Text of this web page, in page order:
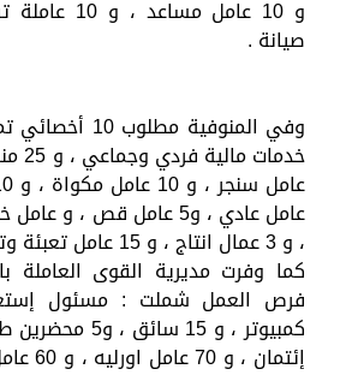
صيانة .
عامل عادي ، و5 عامل قص ،
، و 3 عمال انتاج ، و 15 عامل تعبئة وتغليف .
كما وفرت مديرية القوى العاملة
فرص العمل شملت : مسئول